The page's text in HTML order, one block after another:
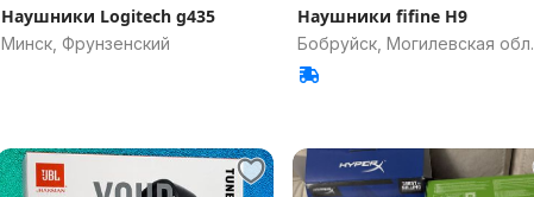
Наушники Logitech g435
Минск, Фрунзенский
Наушники fifine H9
Бобруйск, Могилевская обл.